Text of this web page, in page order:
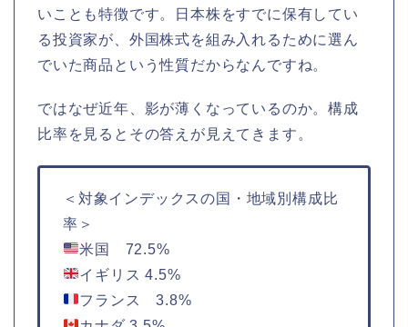
いことも特徴です。日本株をすでに保有してい
る投資家が、外国株式を組み入れるために選ん
でいた商品という性質だからなんですね。
ではなぜ近年、影が薄くなっているのか。構成
比率を見るとその答えが見えてきます。
＜対象インデックスの国・地域別構成比
率＞
米国 72.5%
イギリス 4.5%
フランス 3.8%